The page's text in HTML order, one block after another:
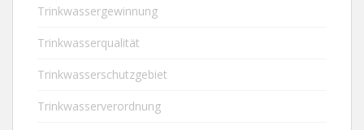
Trinkwassergewinnung
Trinkwasserqualität
Trinkwasserschutzgebiet
Trinkwasserverordnung